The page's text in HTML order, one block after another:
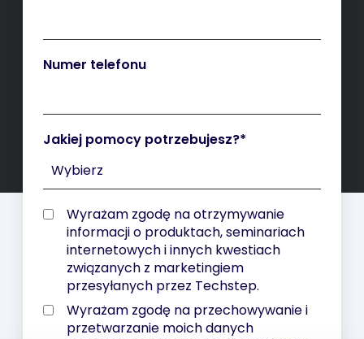
Numer telefonu
Jakiej pomocy potrzebujesz?*
Wyrażam zgodę na otrzymywanie
informacji o produktach, seminariach
internetowych i innych kwestiach
związanych z marketingiem
przesyłanych przez Techstep.
Wyrażam zgodę na przechowywanie i
przetwarzanie moich danych